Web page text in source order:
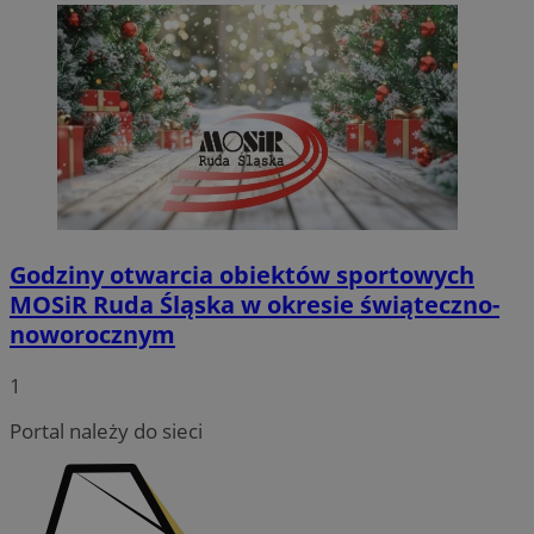
Godziny otwarcia obiektów sportowych
MOSiR Ruda Śląska w okresie świąteczno-
noworocznym
1
Portal należy do sieci
QeSessID rudaslaska.com.pl
MvSessID rudaslaska.com.pl
Google